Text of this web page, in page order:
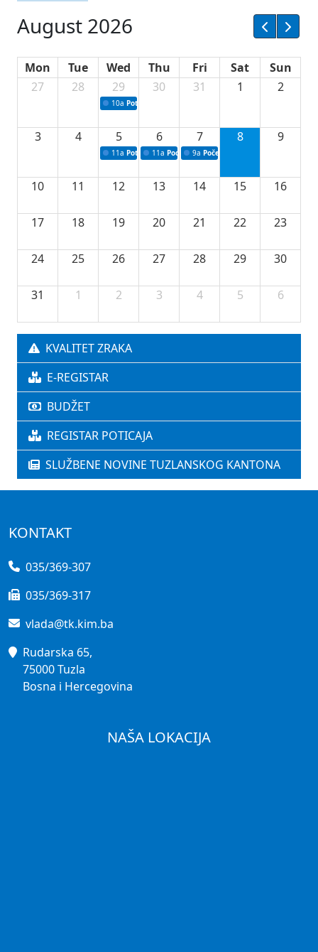
August 2026
Mon Tue Wed Thu Fri Sat
Sun
27
28 29
10a Potpisivanje ugovora sa neprofitnim
30 31 1 2
3 4 5
11a Potpisivanje ugovora o stipendijama za
6
11a Podrška razvoju vodne infrastrukture u
7
9a Početak izgradnje nove
8 9
10 11 12 13 14 15 16
17 18 19 20 21 22 23
24 25 26 27 28 29 30
31 1 2 3 4 5 6
KVALITET ZRAKA
E-REGISTAR
BUDŽET
REGISTAR POTICAJA
SLUŽBENE NOVINE TUZLANSKOG KANTONA
KONTAKT
035/369-307
035/369-317
vlada@tk.kim.ba
Rudarska 65,
75000 Tuzla
Bosna i Hercegovina
NAŠA LOKACIJA